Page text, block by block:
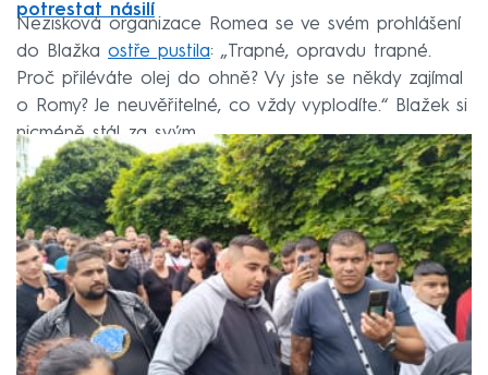
potrestat násilí
Nezisková organizace Romea se ve svém prohlášení
do Blažka ostře pustila: „Trapné, opravdu trapné.
Proč přiléváte olej do ohně? Vy jste se někdy zajímal
o Romy? Je neuvěřitelné, co vždy vyplodíte.“ Blažek si
nicméně stál za svým.